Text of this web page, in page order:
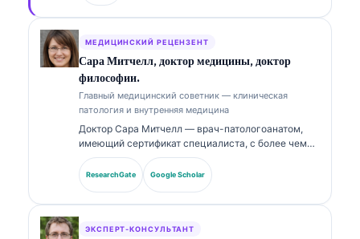
нейронной сети. Доктор Кляйн широко
публиковался по вопросам интерпретации
биомаркеров и лабораторной диагностики по
темам лабораторной медицины.
МЕДИЦИНСКИЙ РЕЦЕНЗЕНТ
Сара Митчелл, доктор медицины, доктор
философии.
Главный медицинский советник — клиническая
патология и внутренняя медицина
Доктор Сара Митчелл — врач-патологоанатом,
имеющий сертификат специалиста, с более чем
18-летним опытом в лабораторной медицине и
диагностическом анализе. Она имеет профильные
сертификаты по клинической химии и широко
ResearchGate Google Scholar
ЭКСПЕРТ-КОНСУЛЬТАНТ